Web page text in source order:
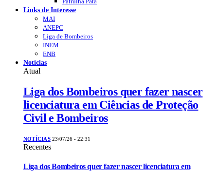
Links de Interesse
MAI
ANEPC
Liga de Bombeiros
INEM
ENB
Notícias
Atual
Liga dos Bombeiros quer fazer nascer
licenciatura em Ciências de Proteção
Civil e Bombeiros
NOTÍCIAS 23/07/26 - 22:31
Recentes
Liga dos Bombeiros quer fazer nascer licenciatura em